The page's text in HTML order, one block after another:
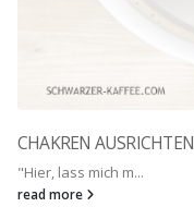
CHAKREN AUSRICHTEN
"Hier, lass mich m...
read more